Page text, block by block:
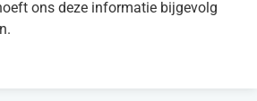
ons deze informatie bijgevolg